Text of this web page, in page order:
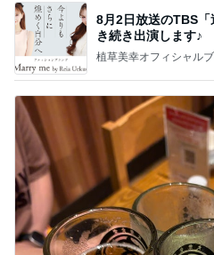
8月2日放送のTBS「
き続き出演します♪
植草美幸オフィシャル